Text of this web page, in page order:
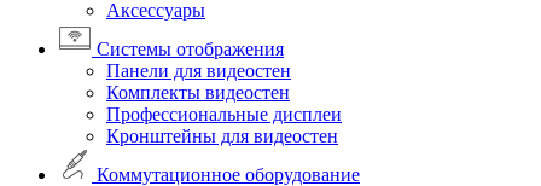
Аксессуары
Системы отображения
Панели для видеостен
Комплекты видеостен
Профессиональные дисплеи
Кронштейны для видеостен
Коммутационное оборудование